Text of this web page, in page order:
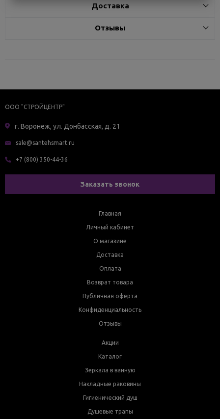
Доставка
Отзывы
ООО "СТРОЙЦЕНТР"
г. Воронеж, ул. Донбасская, д. 21
sale@santehsmart.ru
+7 (800) 350-44-36
Заказать звонок
Главная
Личный кабинет
О магазине
Доставка
Оплата
Возврат товара
Публичная оферта
Конфиденциальность
Отзывы
Акции
Каталог
Зеркала в ванную
Накладные раковины
Гигиенический душ
Душевые трапы